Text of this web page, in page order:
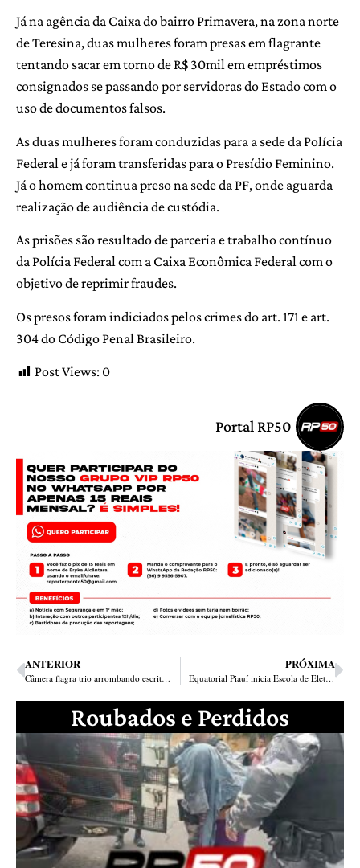
Já na agência da Caixa do bairro Primavera, na zona norte
de Teresina, duas mulheres foram presas em flagrante
tentando sacar em torno de R$ 30mil em empréstimos
consignados se passando por servidoras do Estado com o
uso de documentos falsos.
As duas mulheres foram conduzidas para a sede da Polícia
Federal e já foram transferidas para o Presídio Feminino.
Já o homem continua preso na sede da PF, onde aguarda
realização de audiência de custódia.
As prisões são resultado de parceria e trabalho contínuo
da Polícia Federal com a Caixa Econômica Federal com o
objetivo de reprimir fraudes.
Os presos foram indiciados pelos crimes do art. 171 e art.
304 do Código Penal Brasileiro.
Post Views: 0
Portal RP50
ANTERIOR
Câmera flagra trio arrombando escritório e roubando ar-condicionado no Centro
PRÓXIMA
Equatorial Piauí inicia Escola de Eletricistas e qualifica profissionais para o mercado do setor elétrico
Roubados e Perdidos